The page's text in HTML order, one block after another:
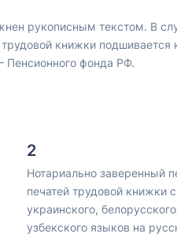
рукописным текстом. В
книжки подшивается
Пенсионного фонда РФ.
Нотариально заверенный
печатей трудовой книжки с
украинского,
узбекского языков на